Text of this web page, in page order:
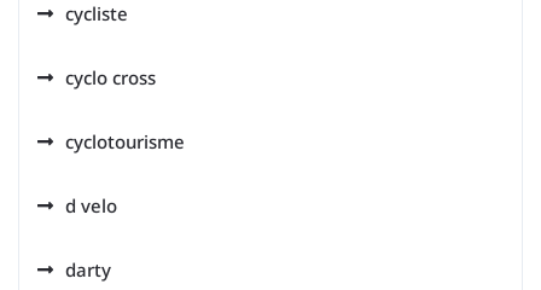
cycliste
cyclo cross
cyclotourisme
d velo
darty